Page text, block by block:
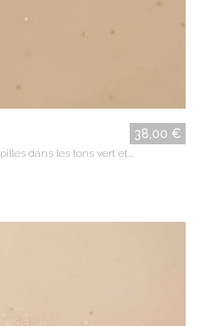
38,00 €
dans les tons vert et...